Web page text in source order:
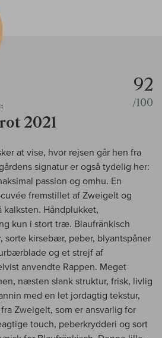
2021
92
/100
at vise, hvor rejsen går hen fra
signatur er også tydelig her:
passion og omhu. En
fremstillet af Zweigelt og
kalksten. Håndplukket,
kun i stort træ. Blaufränkisch
sorte kirsebær, peber, blyantspåner
og et strejf af
anvendte Rappen. Meget
næsten slank struktur, frisk, livlig
med en let jordagtig tekstur,
Zweigelt, som er ansvarlig for
touch, peberkrydderi og sort